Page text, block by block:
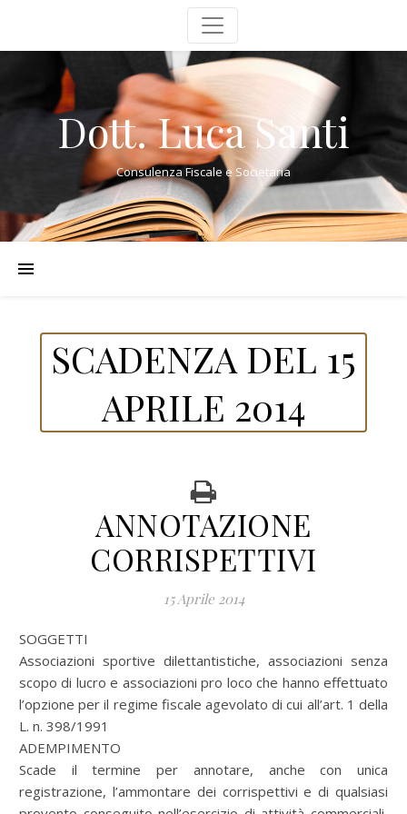
Dott. Luca Santi
Consulenza Fiscale e Societaria
SCADENZA DEL 15
APRILE 2014
ANNOTAZIONE
CORRISPETTIVI
15 Aprile 2014
SOGGETTI
Associazioni sportive dilettantistiche, associazioni senza
scopo di lucro e associazioni pro loco che hanno effettuato
l’opzione per il regime fiscale agevolato di cui all’art. 1 della
L. n. 398/1991
ADEMPIMENTO
Scade il termine per annotare, anche con unica
registrazione, l’ammontare dei corrispettivi e di qualsiasi